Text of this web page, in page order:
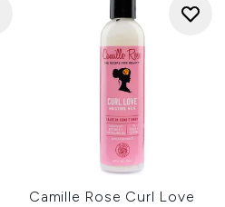
Camille Rose Curl Love